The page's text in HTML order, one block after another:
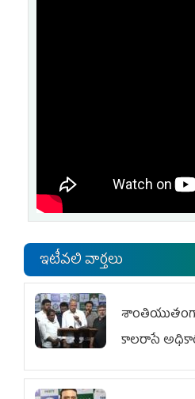
ఇటీవలి వార్తలు
కాలరాసే